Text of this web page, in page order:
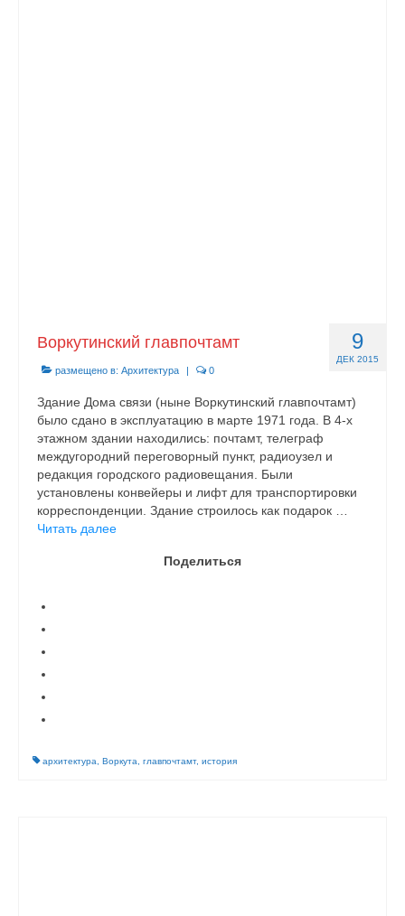
9
ДЕК 2015
Воркутинский главпочтамт
размещено в: Архитектура | 0
Здание Дома связи (ныне Воркутинский главпочтамт)
было сдано в эксплуатацию в марте 1971 года. В 4-х
этажном здании находились: почтамт, телеграф
между­городний переговорный пункт, радиоузел и
редакция городского радиовещания. Были
установлены конвейеры и лифт для транспортировки
корреспонденции. Здание строилось как подарок …
Читать далее
Поделиться
архитектура Воркута главпочтамт, история